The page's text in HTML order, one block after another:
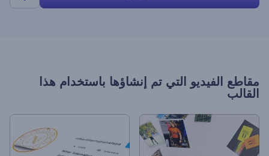
مقاطع الفيديو التي تم إنشاؤها باستخدام هذا
القالب